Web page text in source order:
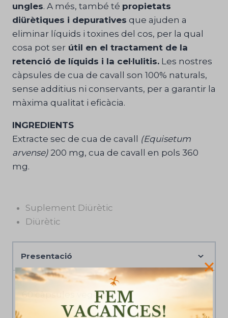
ungles. A més, també té propietats
diürètiques i depuratives que ajuden a
eliminar líquids i toxines del cos, per la qual
cosa pot ser útil en el tractament de la
retenció de líquids i la cel·lulitis. Les nostres
càpsules de cua de cavall son 100% naturals,
sense additius ni conservants, per a garantir la
màxima qualitat i eficàcia.
INGREDIENTS
Extracte sec de cua de cavall (Equisetum
arvense) 200 mg, cua de cavall en pols 360
mg.
Suplement Diürètic
Diürètic
Presentació
60 càpsules vegetals